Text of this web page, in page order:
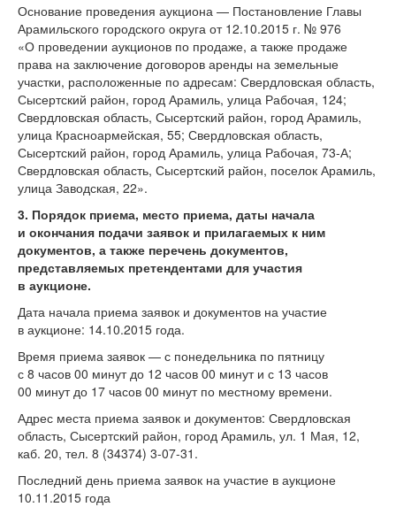
Основание проведения аукциона — Постановление Главы
Арамильского городского округа от 12.10.2015 г. № 976
«О проведении аукционов по продаже, а также продаже
права на заключение договоров аренды на земельные
участки, расположенные по адресам: Свердловская область,
Сысертский район, город Арамиль, улица Рабочая, 124;
Свердловская область, Сысертский район, город Арамиль,
улица Красноармейская, 55; Свердловская область,
Сысертский район, город Арамиль, улица Рабочая, 73-А;
Свердловская область, Сысертский район, поселок Арамиль,
улица Заводская, 22».
3. Порядок приема, место приема, даты начала
и окончания подачи заявок и прилагаемых к ним
документов, а также перечень документов,
представляемых претендентами для участия
в аукционе.
Дата начала приема заявок и документов на участие
в аукционе: 14.10.2015 года.
Время приема заявок — с понедельника по пятницу
с 8 часов 00 минут до 12 часов 00 минут и с 13 часов
00 минут до 17 часов 00 минут по местному времени.
Адрес места приема заявок и документов: Свердловская
область, Сысертский район, город Арамиль, ул. 1 Мая, 12,
каб. 20, тел. 8 (34374) 3-07-31.
Последний день приема заявок на участие в аукционе
10.11.2015 года